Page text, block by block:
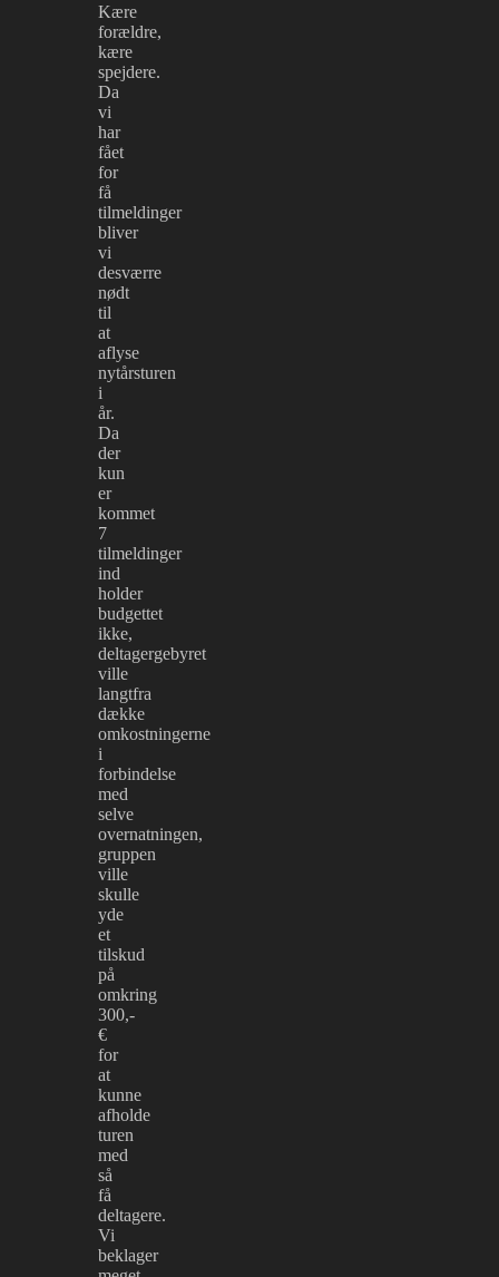
Kære
forældre,
kære
spejdere.
Da
vi
har
fået
for
få
tilmeldinger
bliver
vi
desværre
nødt
til
at
aflyse
nytårsturen
i
år.
Da
der
kun
er
kommet
7
tilmeldinger
ind
holder
budgettet
ikke,
deltagergebyret
ville
langtfra
dække
omkostningerne
i
forbindelse
med
selve
overnatningen,
gruppen
ville
skulle
yde
et
tilskud
på
omkring
300,-
€
for
at
kunne
afholde
turen
med
så
få
deltagere.
Vi
beklager